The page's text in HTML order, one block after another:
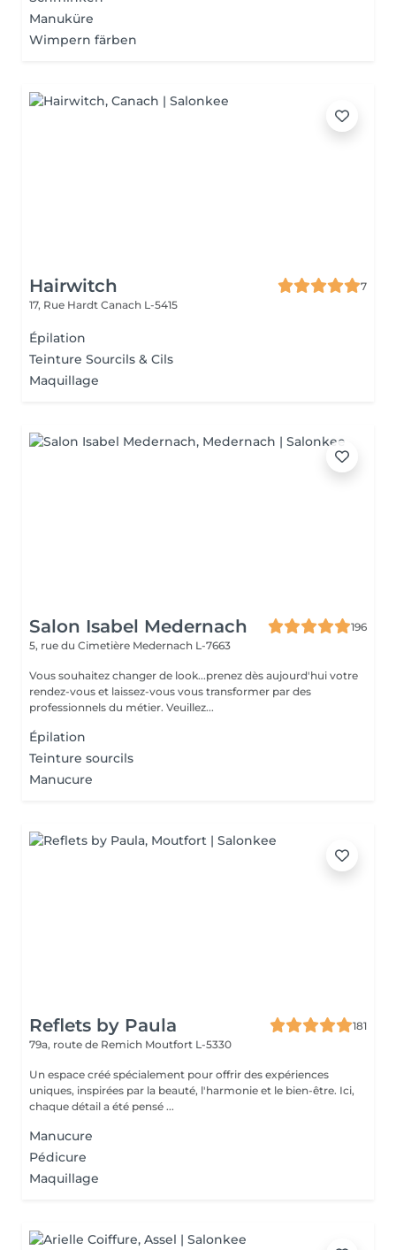
Manuküre
Wimpern färben
Hairwitch
7
17, Rue Hardt Canach L-5415
Épilation
Teinture Sourcils & Cils
Maquillage
Salon Isabel Medernach
196
5, rue du Cimetière Medernach L-7663
Vous souhaitez changer de look...prenez dès aujourd'hui votre
rendez-vous et laissez-vous vous transformer par des
professionnels du métier. Veuillez...
Épilation
Teinture sourcils
Manucure
Reflets by Paula
181
79a, route de Remich Moutfort L-5330
Un espace créé spécialement pour offrir des expériences
uniques, inspirées par la beauté, l'harmonie et le bien-être. Ici,
chaque détail a été pensé ...
Manucure
Pédicure
Maquillage